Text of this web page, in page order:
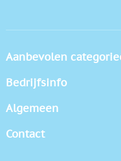
Aanbevolen
Bedrijfsinfo
Algemeen
Contact